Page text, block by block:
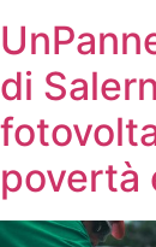
di
povertà